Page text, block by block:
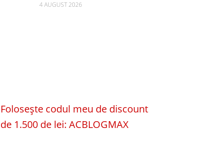
4 AUGUST 2026
Folosește codul meu de discount
de 1.500 de lei: ACBLOGMAX